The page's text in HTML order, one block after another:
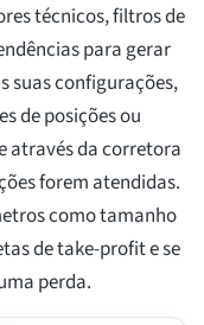
técnicos, filtros de
para gerar
suas configurações,
de posições ou
através da corretora
forem atendidas.
como tamanho
de take-profit e se
perda.